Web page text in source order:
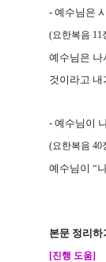
- 예수님은
(요한복음 11
예수님은 나
것이라고
- 예수님이
(요한복음 40
예수님이 “
본문 정리하
[진행 도움]